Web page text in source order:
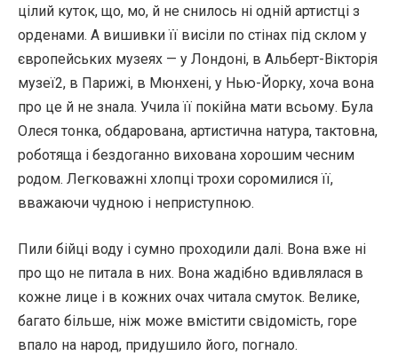
цілий куток, що, мо, й не снилось ні одній артистці з
орденами. А вишивки її висіли по стінах під склом у
європейських музеях — у Лондоні, в Альберт-Вікторія
музеї2, в Парижі, в Мюнхені, у Нью-Йорку, хоча вона
про це й не знала. Учила її покійна мати всьому. Була
Олеся тонка, обдарована, артистична натура, тактовна,
роботяща і бездоганно вихована хорошим чесним
родом. Легковажні хлопці трохи соромилися її,
вважаючи чудною і неприступною.
Пили бійці воду і сумно проходили далі. Вона вже ні
про що не питала в них. Вона жадібно вдивлялася в
кожне лице і в кожних очах читала смуток. Велике,
багато більше, ніж може вмістити свідомість, горе
впало на народ, придушило його, погнало.